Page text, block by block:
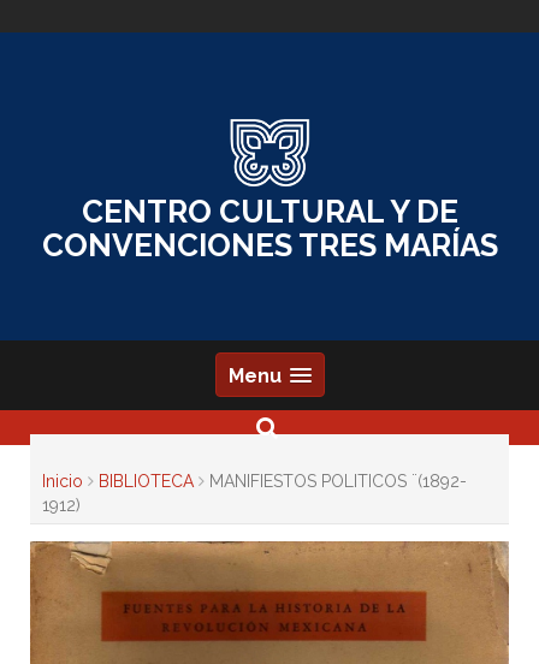
to
CENTRO CULTURAL Y DE
CONVENCIONES TRES MARÍAS
Menu
Inicio BIBLIOTECA
MANIFIESTOS POLITICOS ¨(1892-
1912)